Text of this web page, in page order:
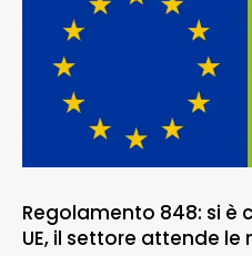
Regolamento 848: si è
UE, il settore attende